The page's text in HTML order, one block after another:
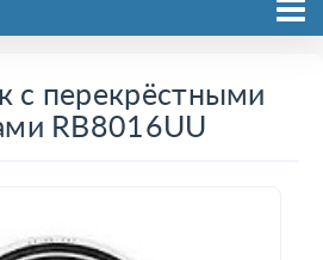
с перекрёстными
RB8016UU